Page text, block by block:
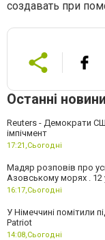
создавать при
Останні новини
Reuters - Демократи
імпічмент
17:21,Сьогодні
Мадяр розповів про
Азовському морях . 12
16:17,Сьогодні
У Німеччині помітили
Patriot
14:08,Сьогодні